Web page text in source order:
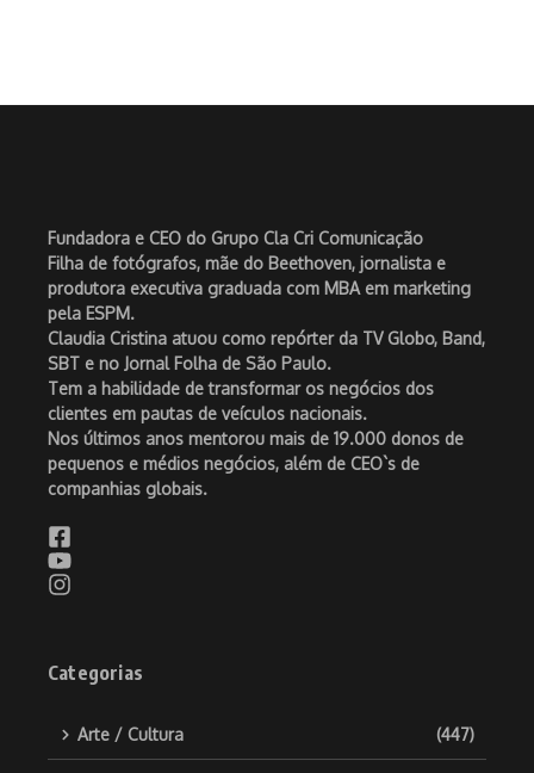
Fundadora e CEO do Grupo Cla Cri Comunicação
Filha de fotógrafos, mãe do Beethoven, jornalista e
produtora executiva graduada com MBA em marketing
pela ESPM.
Claudia Cristina atuou como repórter da TV Globo, Band,
SBT e no Jornal Folha de São Paulo.
Tem a habilidade de transformar os negócios dos
clientes em pautas de veículos nacionais.
Nos últimos anos mentorou mais de 19.000 donos de
pequenos e médios negócios, além de CEO`s de
companhias globais.
Categorias
Arte / Cultura (447)